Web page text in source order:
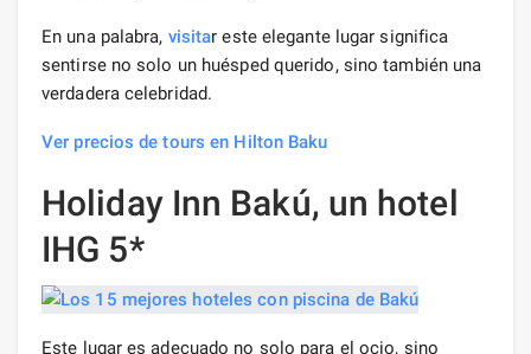
En una palabra, visitar este elegante lugar significa
sentirse no solo un huésped querido, sino también una
verdadera celebridad.
Ver precios de tours en Hilton Baku
Holiday Inn Bakú, un hotel
IHG 5*
Este lugar es adecuado no solo para el ocio, sino